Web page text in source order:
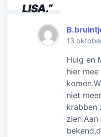
LISA.”
13
Huig en
hier
niet
krabben